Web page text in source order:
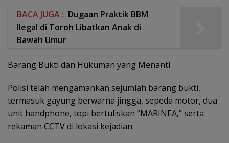
BACA JUGA : Dugaan Praktik BBM
Ilegal di Toroh Libatkan Anak di
Bawah Umur
Barang Bukti dan Hukuman yang Menanti
Polisi telah mengamankan sejumlah barang bukti,
termasuk gayung berwarna jingga, sepeda motor, dua
unit handphone, topi bertuliskan “MARINEA,” serta
rekaman CCTV di lokasi kejadian.